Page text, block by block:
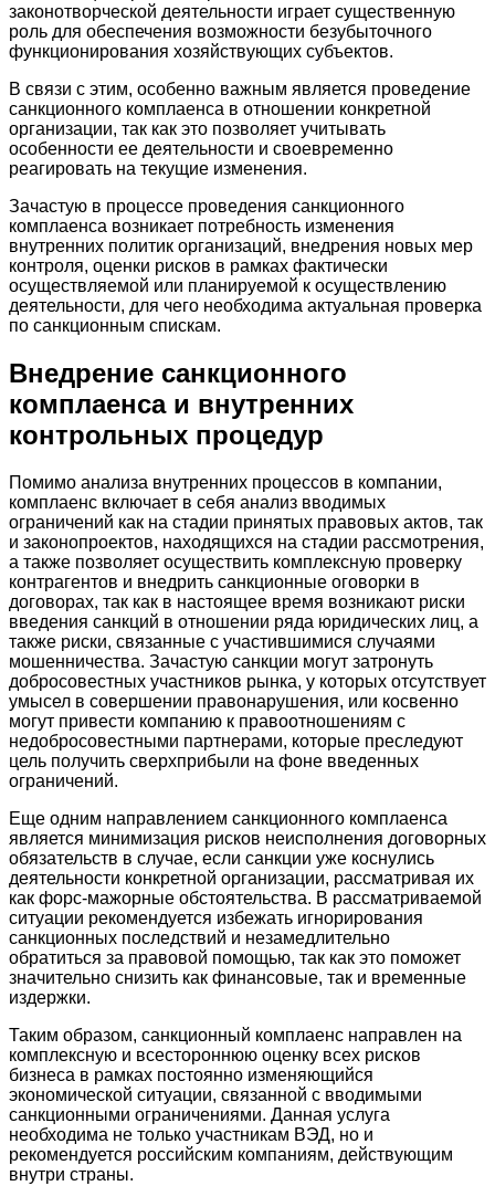
законотворческой деятельности играет существенную
роль для обеспечения возможности безубыточного
функционирования хозяйствующих субъектов.
В связи с этим, особенно важным является проведение
санкционного комплаенса в отношении конкретной
организации, так как это позволяет учитывать
особенности ее деятельности и своевременно
реагировать на текущие изменения.
Зачастую в процессе проведения санкционного
комплаенса возникает потребность изменения
внутренних политик организаций, внедрения новых мер
контроля, оценки рисков в рамках фактически
осуществляемой или планируемой к осуществлению
деятельности, для чего необходима актуальная проверка
по санкционным спискам.
Внедрение санкционного
комплаенса и внутренних
контрольных процедур
Помимо анализа внутренних процессов в компании,
комплаенс включает в себя анализ вводимых
ограничений как на стадии принятых правовых актов, так
и законопроектов, находящихся на стадии рассмотрения,
а также позволяет осуществить комплексную проверку
контрагентов и внедрить санкционные оговорки в
договорах, так как в настоящее время возникают риски
введения санкций в отношении ряда юридических лиц, а
также риски, связанные с участившимися случаями
мошенничества. Зачастую санкции могут затронуть
добросовестных участников рынка, у которых отсутствует
умысел в совершении правонарушения, или косвенно
могут привести компанию к правоотношениям с
недобросовестными партнерами, которые преследуют
цель получить сверхприбыли на фоне введенных
ограничений.
Еще одним направлением санкционного комплаенса
является минимизация рисков неисполнения договорных
обязательств в случае, если санкции уже коснулись
деятельности конкретной организации, рассматривая их
как форс-мажорные обстоятельства. В рассматриваемой
ситуации рекомендуется избежать игнорирования
санкционных последствий и незамедлительно
обратиться за правовой помощью, так как это поможет
значительно снизить как финансовые, так и временные
издержки.
Таким образом, санкционный комплаенс направлен на
комплексную и всестороннюю оценку всех рисков
бизнеса в рамках постоянно изменяющийся
экономической ситуации, связанной с вводимыми
санкционными ограничениями. Данная услуга
необходима не только участникам ВЭД, но и
рекомендуется российским компаниям, действующим
внутри страны.